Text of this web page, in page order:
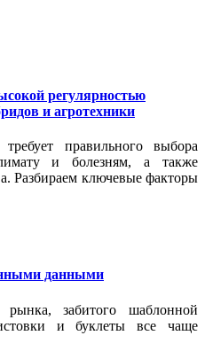
регулярностью
и агротехники
правильного выбора
и болезням, а также
Разбираем ключевые факторы
данными
забитого шаблонной
и буклеты все чаще